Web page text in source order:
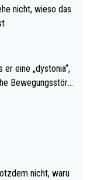
Media GvV p
mal gegen Ric
nicht, wieso das
eine „dystonia“,
Bewegungsstöru
helfen! Ich glau
fälschlich psy
Dafür müsste
gehen…
nicht, waru